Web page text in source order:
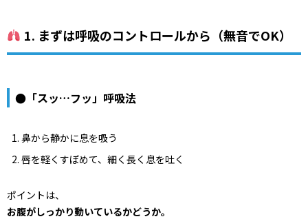
1. まずは呼吸のコントロールから（無音でOK）
●「スッ…フッ」呼吸法
鼻から静かに息を吸う
唇を軽くすぼめて、細く長く息を吐く
ポイントは、
お腹がしっかり動いているかどうか。